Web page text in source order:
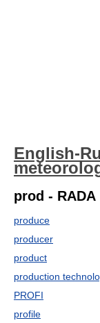
English-
prod - RADA
produce
producer
product
production
PROFI
profile